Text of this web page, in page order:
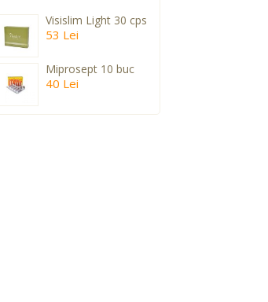
Visislim Light 30 cps
53 Lei
Miprosept 10 buc
40 Lei